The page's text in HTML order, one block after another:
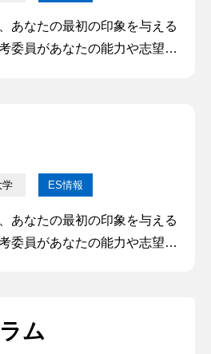
あなたの最初の印象を与える
委員があなたの能力や志望動
れたエントリーシートを書く
点について解説していきます
学 ES情報
あなたの最初の印象を与える
委員があなたの能力や志望動
れたエントリーシートを書く
ム